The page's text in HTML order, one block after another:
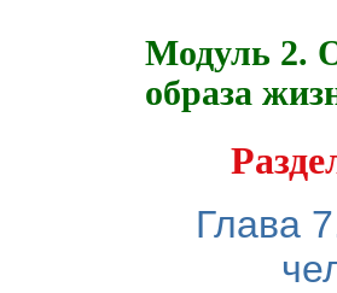
Модуль 2.
образа
Глава